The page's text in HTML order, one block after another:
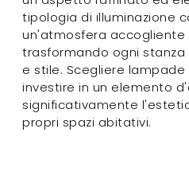
tipologia di illuminazione
un'atmosfera accogliente
trasformando ogni
e stile. Scegliere
investire in un elemento
significativamente
propri spazi abitativi.